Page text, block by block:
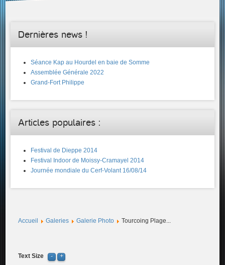
Dernières news !
Séance Kap au Hourdel en baie de Somme
Assemblée Générale 2022
Grand-Fort Philippe
Articles populaires :
Festival de Dieppe 2014
Festival Indoor de Moissy-Cramayel 2014
Journée mondiale du Cerf-Volant 16/08/14
Accueil Galeries Galerie Photo Tourcoing Plage...
Text Size